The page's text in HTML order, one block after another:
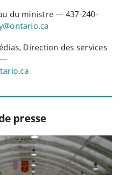
du ministre — 437-240-
Direction des services
—
presse